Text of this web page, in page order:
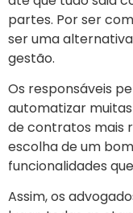
partes. Por ser
ser uma
gestão.
Os responsáveis
automatizar
de contratos mais
escolha de um
funcionalidades
Assim, os